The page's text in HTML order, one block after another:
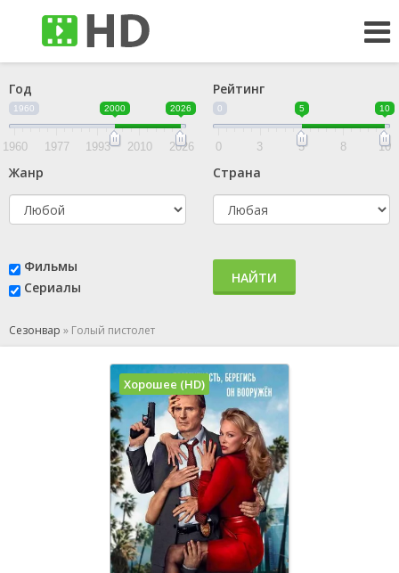
Год
1960 2000 2026
1960 1977 1993 2010 2026
Рейтинг
0 5 10
0 3 5 8 10
Жанр Страна
Фильмы
Сериалы
НАЙТИ
Сезонвар » Голый пистолет
Хорошее (HD)